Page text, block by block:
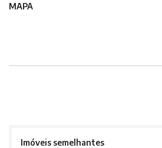
MAPA
Imóveis semelhantes